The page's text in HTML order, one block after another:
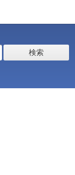
検索